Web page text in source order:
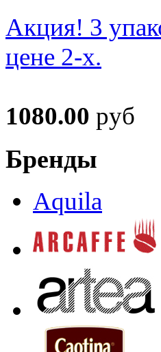
Акция! 3
цене 2-х.
1080.00 руб
Бренды
Aquila